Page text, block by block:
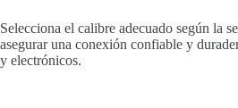
Selecciona el calibre adecuado según la
asegurar una conexión confiable y
y electrónicos.